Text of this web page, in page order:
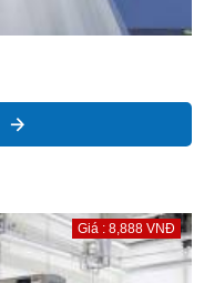
Giá : 8,888 VNĐ